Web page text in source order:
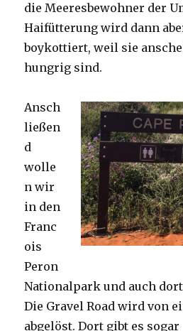
die Meeresbewohner der
Haifütterung wird dann
boykottiert, weil sie
hungrig sind.
Ansch
ließen
d
wolle
n wir
in den
Franc
ois
Peron
Nationalpark und auch
Die Gravel Road wird von
abgelöst. Dort gibt es sogar